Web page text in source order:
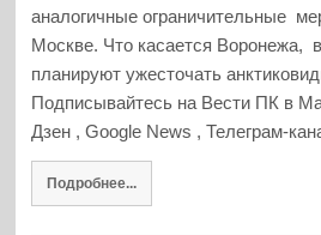
аналогичные ограничительные
Москве. Что касается Воронежа,
планируют ужесточать
Подписывайтесь на Вести ПК в
Дзен , Google News , Телеграм-
Подробнее...